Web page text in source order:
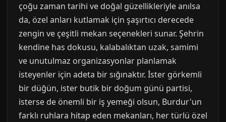
çoğu zaman tarihi ve doğal güzellikleriyle anılsa
da, özel anları kutlamak için şaşırtıcı derecede
zengin ve çeşitli mekan seçenekleri sunar. Şehrin
kendine has dokusu, kalabalıktan uzak, samimi
ve unutulmaz organizasyonlar planlamak
isteyenler için adeta bir sığınaktır. İster görkemli
bir düğün, ister butik bir doğum günü partisi,
isterse de önemli bir iş yemeği olsun, Burdur'un
farklı ruhlara hitap eden mekanları, her türlü özel